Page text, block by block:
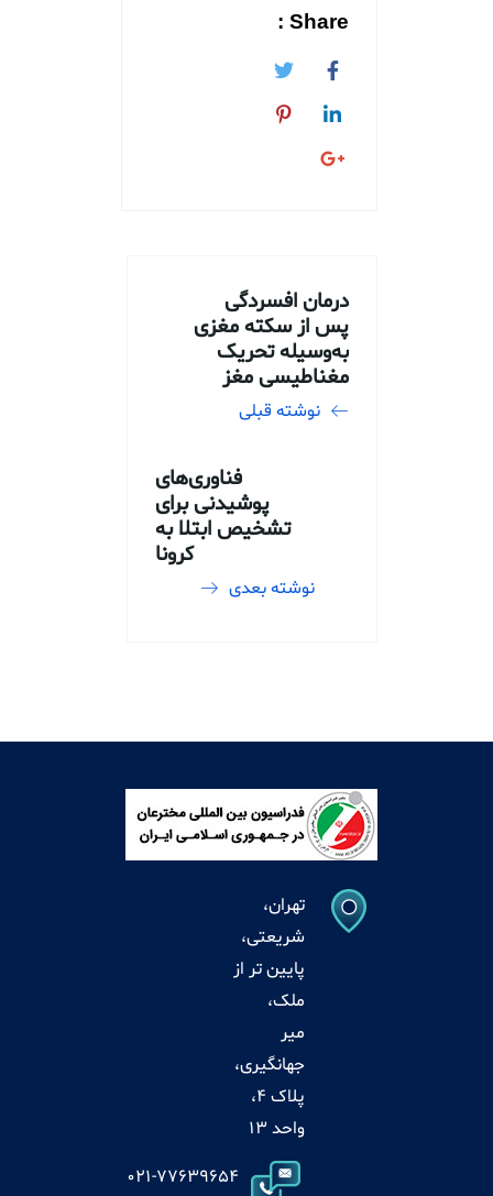
Share :
درمان افسردگی
پس از سکته مغزی
به‌وسیله تحریک
مغناطیسی مغز
نوشته قبلی
فناوری‌های
پوشیدنی برای
تشخیص ابتلا به
کرونا
نوشته بعدی
تهران،
شریعتی،
پایین تر از
ملک،
میر
جهانگیری،
پلاک 4،
واحد 13
021-77639654